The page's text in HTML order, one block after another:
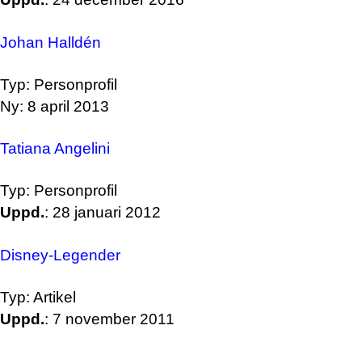
Johan Halldén
Typ: Personprofil
Ny: 8 april 2013
Tatiana Angelini
Typ: Personprofil
Uppd.: 28 januari 2012
Disney-Legender
Typ: Artikel
Uppd.: 7 november 2011